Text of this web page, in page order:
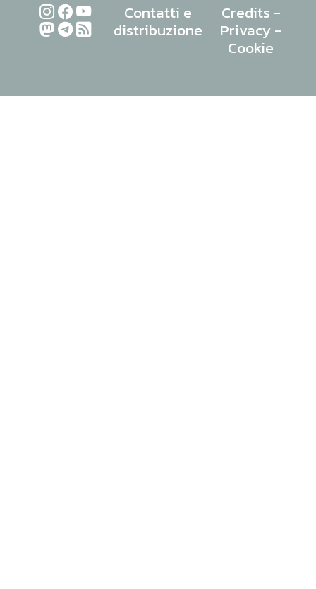
Contatti e
distribuzione
Credits -
Privacy-
Cookie